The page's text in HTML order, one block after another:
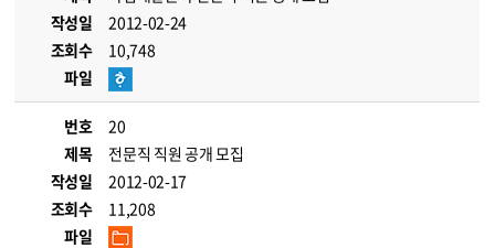
작성일
2012-02-24
조회수
10,748
파일
번호
20
제목
전문직 직원 공개 모집
작성일
2012-02-17
조회수
11,208
파일